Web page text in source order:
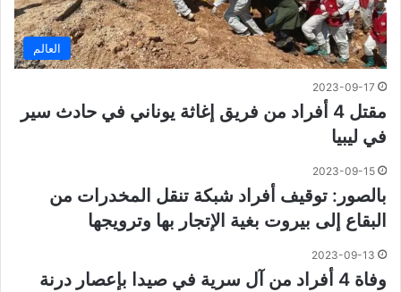
العالم
2023-09-17
مقتل 4 أفراد من فريق إغاثة يوناني في حادث سير
في ليبيا
2023-09-15
بالصور: توقيف أفراد شبكة تنقل المخدرات من
البقاع إلى بيروت بغية الإتجار بها وترويجها
2023-09-13
وفاة 4 أفراد من آل سرية في صيدا بإعصار درنة